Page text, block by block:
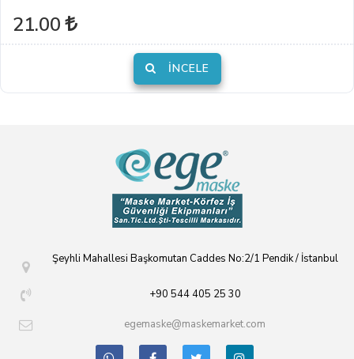
21.00
İNCELE
Şeyhli Mahallesi Başkomutan Caddes No:2/1 Pendik / İstanbul
+90 544 405 25 30
egemaske@maskemarket.com